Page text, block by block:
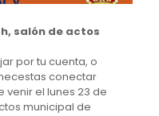
h, salón de actos
por tu cuenta, o
conectar
venir el lunes 23 de
municipal de